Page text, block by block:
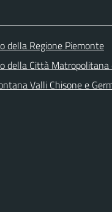
della Regione Piemonte
della Città Matropolitana
Valli Chisone e